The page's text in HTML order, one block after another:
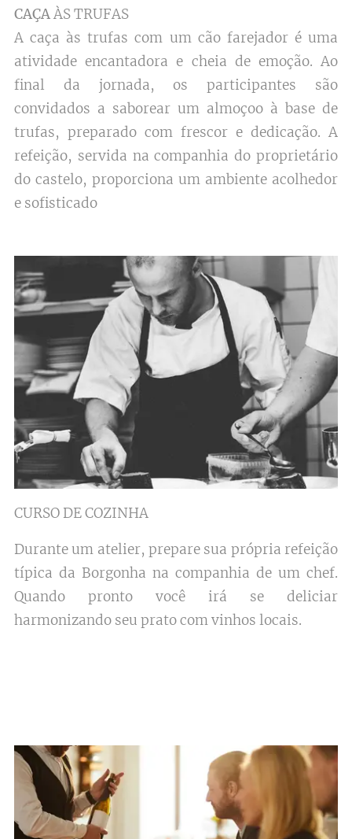
CAÇAÀS TRUFAS
A caça às trufas com um cão farejador é uma
atividade encantadora e cheia de emoção. Ao
final da jornada, os participantes são
convidados a saborear um almoçoo à base de
trufas, preparado com frescor e dedicação. A
refeição, servida na companhia do proprietário
do castelo, proporciona um ambiente acolhedor
e sofisticado
CURSO DE COZINHA
Durante um atelier, prepare sua própria refeição
típica da Borgonha na companhia de um chef.
Quando pronto você irá se deliciar
harmonizando seu prato com vinhos locais.